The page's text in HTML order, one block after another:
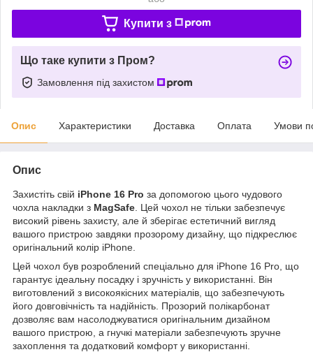
Купити з
Що таке купити з Пром?
Замовлення під захистом
Опис Характеристики Доставка Оплата Умови
Опис
Захистіть свій iPhone 16 Pro за допомогою цього чудового
чохла накладки з MagSafe . Цей чохол не тільки забезпечує
високий рівень захисту, але й зберігає естетичний вигляд
вашого пристрою завдяки прозорому дизайну, що підкреслює
оригінальний колір iPhone.
Цей чохол був розроблений спеціально для iPhone 16 Pro, що
гарантує ідеальну посадку і зручність у використанні. Він
виготовлений з високоякісних матеріалів, що забезпечують
його довговічність та надійність. Прозорий полікарбонат
дозволяє вам насолоджуватися оригінальним дизайном
вашого пристрою, а гнучкі матеріали забезпечують зручне
захоплення та додатковий комфорт у використанні.